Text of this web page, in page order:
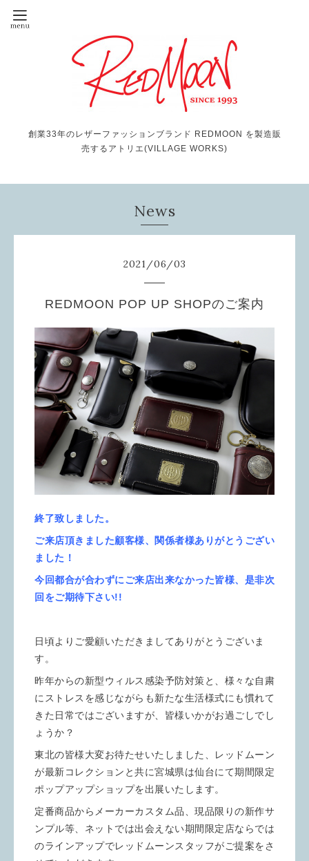
創業33年のレザーファッションブランド REDMOON を製造販
売するアトリエ(VILLAGE WORKS)
News
2021/06/03
REDMOON POP UP SHOPのご案内
終了致しました。
ご来店頂きました顧客様、関係者様ありがとうござい
ました！
今回都合が合わずにご来店出来なかった皆様、是非次
回をご期待下さい!!
日頃よりご愛顧いただきましてありがとうございま
す。
昨年からの新型ウィルス感染予防対策と、様々な自粛
にストレスを感じながらも新たな生活様式にも慣れて
きた日常ではございますが、皆様いかがお過ごしでし
ょうか？
東北の皆様大変お待たせいたしました、レッドムーン
が最新コレクションと共に宮城県は仙台にて期間限定
ポップアップショップを出展いたします。
定番商品からメーカーカスタム品、現品限りの新作サ
ンプル等、ネットでは出会えない期間限定店ならでは
のラインアップでレッドムーンスタッフがご提案をさ